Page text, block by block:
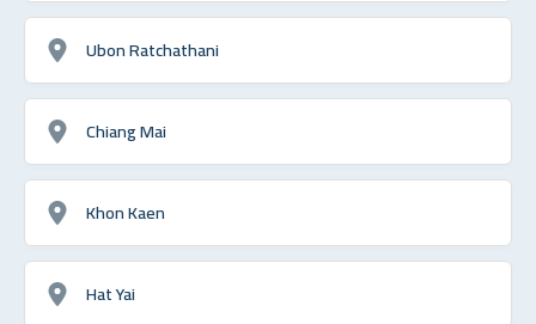
Ubon Ratchathani
Chiang Mai
Khon Kaen
Hat Yai